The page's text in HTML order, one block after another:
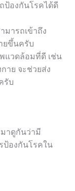
ป้องกันโรคได้ดี
มารถเข้าถึง
ยขึ้นครับ
แวดล้อมที่ดี เช่น
าย จะช่วยส่ง
รับ
มาดูกันว่ามี
ป้องกันโรคใน